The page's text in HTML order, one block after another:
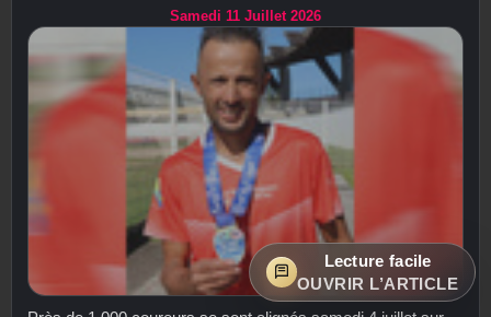
Samedi 11 Juillet 2026
Lecture facile
OUVRIR L’ARTICLE